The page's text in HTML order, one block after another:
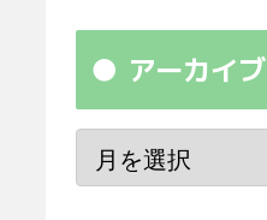
アーカイブ